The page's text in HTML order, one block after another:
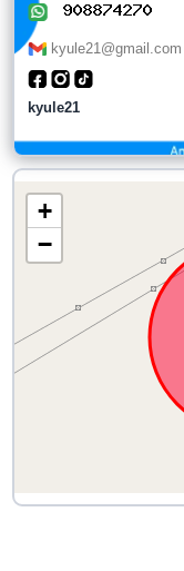
kyule21@gmail.com
kyule21
+
−